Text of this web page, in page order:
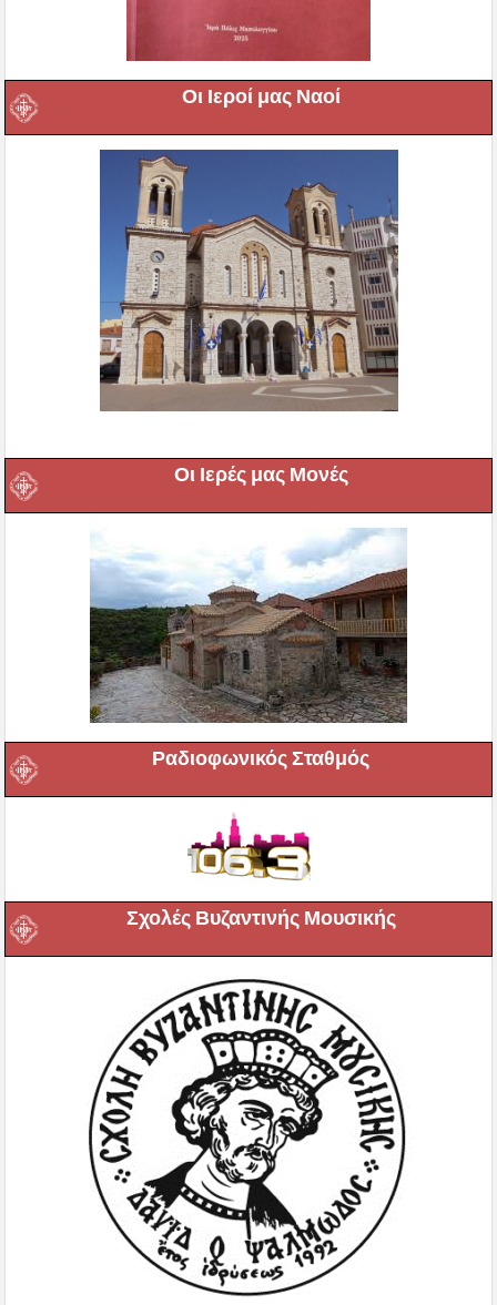
Οι Ιεροί μας Ναοί
Οι Ιερές μας Μονές
Ραδιοφωνικός Σταθμός
Σχολές Βυζαντινής Μουσικής